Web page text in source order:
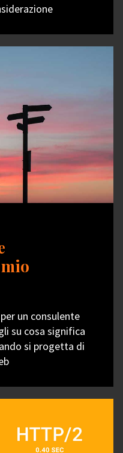
un consulente
su cosa significa
si progetta di